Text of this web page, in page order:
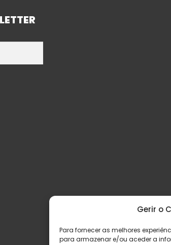
Gerir o
Para fornecer as melhores
para armazenar e/ou aceder a